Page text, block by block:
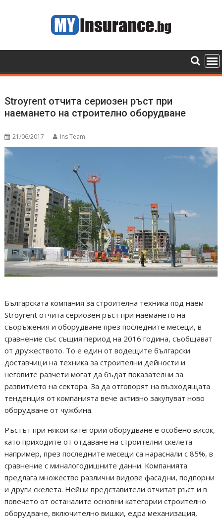
Stroyrent отчита сериозен ръст при
наемането на строително оборудване
21/06/2017 Ins Team
Българската компания за строителна техника под наем
Stroyrent отчита сериозен ръст при наемането на
съоръжения и оборудване през последните месеци, в
сравнение със същия период на 2016 година, съобщават
от дружеството. То е един от водещите български
доставчици на техника за строителни дейности и
неговите разчети могат да бъдат показателни за
развитието на сектора. За да отговорят на възходящата
тенденция от компанията вече активно закупуват ново
оборудване от чужбина.
Ръстът при някои категории оборудване е особено висок,
като приходите от отдаване на строителни скелета
например, през последните месеци са нараснали с 85%, в
сравнение с миналогодишните данни. Компанията
предлага множество различни видове фасадни, подпорни
и други скелета. Нейни представители отчитат ръст и в
повечето от останалите основни категории строително
оборудване, включително вишки, едра механизация,